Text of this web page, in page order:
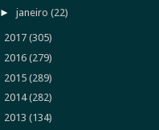
►janeiro(22)
2017 (305)
2016 (279)
2015 (289)
2014(282)
2013 (134)